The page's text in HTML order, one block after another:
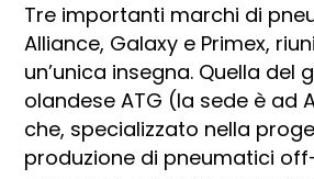
Tre importanti marchi di
Alliance, Galaxy e Primex,
un’unica insegna. Quella del
olandese ATG (la sede è ad
che, specializzato nella
produzione di pneumatici